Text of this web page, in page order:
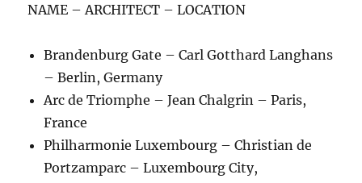
NAME – ARCHITECT – LOCATION
Brandenburg Gate – Carl Gotthard Langhans
– Berlin, Germany
Arc de Triomphe – Jean Chalgrin – Paris,
France
Philharmonie Luxembourg – Christian de
Portzamparc – Luxembourg City,